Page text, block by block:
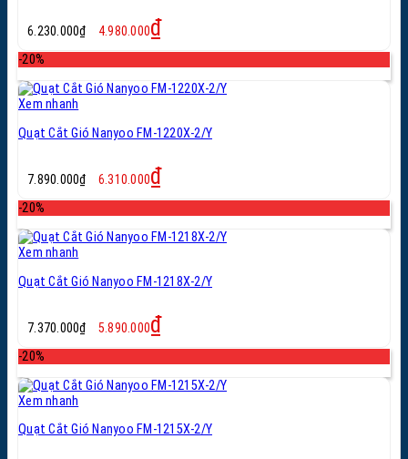
6.230.000₫
Giá
gốc
là:
6.230.000₫.
4.980.000₫
tại
là:
4.980.000₫.
-20%
Xem nhanh
Quạt Cắt Gió Nanyoo FM-1220X-2/Y
7.890.000₫
Giá
gốc
là:
7.890.000₫.
6.310.000₫
tại
là:
6.310.000₫.
-20%
Xem nhanh
Quạt Cắt Gió Nanyoo FM-1218X-2/Y
7.370.000₫
Giá
gốc
là:
7.370.000₫.
5.890.000₫
tại
là:
5.890.000₫.
-20%
Xem nhanh
Quạt Cắt Gió Nanyoo FM-1215X-2/Y